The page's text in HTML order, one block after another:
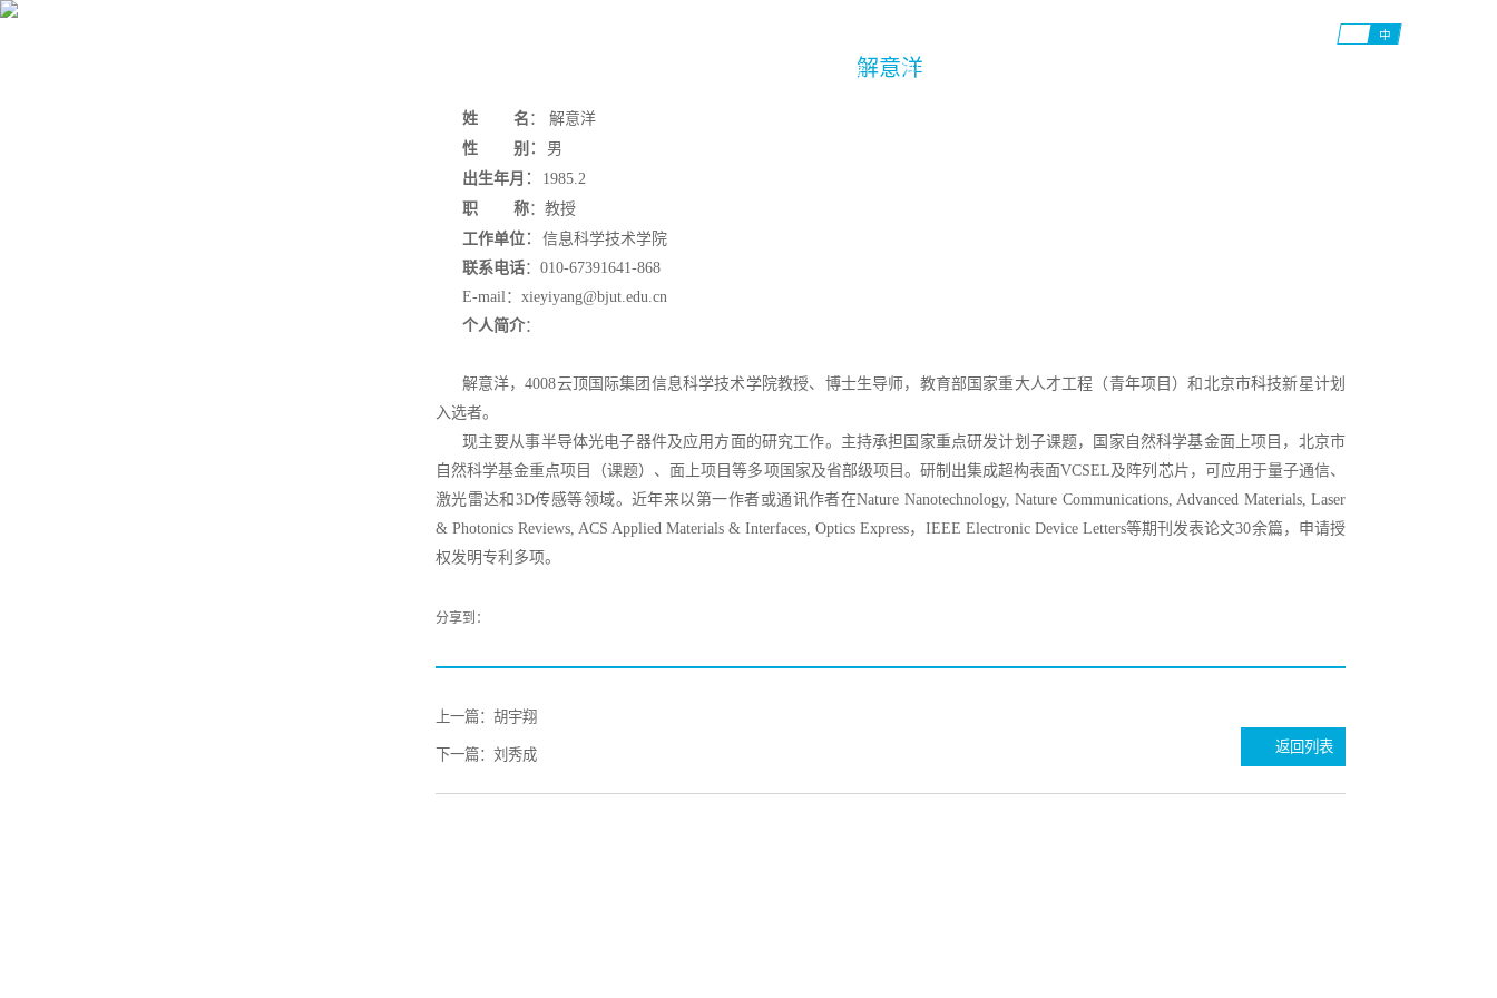
中
教育教学 科学研究
解意洋
姓 名 ：
解意洋
性
别 ：
男
出生年月 ：
1985.2
职
称： 教授
工作单位： 信息科学技术学院
联系电话： 010-67391641-868
E-mail： xieyiyang@bjut.edu.cn
个人简介：
解意洋，4008云顶国际集团信息科学技术学院教授、博士生导师，教育部国家重大人才工程（青年项目）和北京市科技新星计划
入选者。
现主要从事半导体光电子器件及应用方面的研究工作。主持承担国家重点研发计划子课题，国家自然科学基金面上项目，北京市
自然科学基金重点项目（课题）、面上项目等多项国家及省部级项目。研制出集成超构表面VCSEL及阵列芯片，可应用于量子通信、
激光雷达和3D传感等领域。近年来以第一作者或通讯作者在Nature Nanotechnology, Nature Communications, Advanced Materials, Laser
& Photonics Reviews, ACS Applied Materials & Interfaces, Optics Express，IEEE Electronic Device Letters等期刊发表论文30余篇，申请授
权发明专利多项。
分享到：
上一篇：胡宇翔
下一篇：刘秀成 返回列表